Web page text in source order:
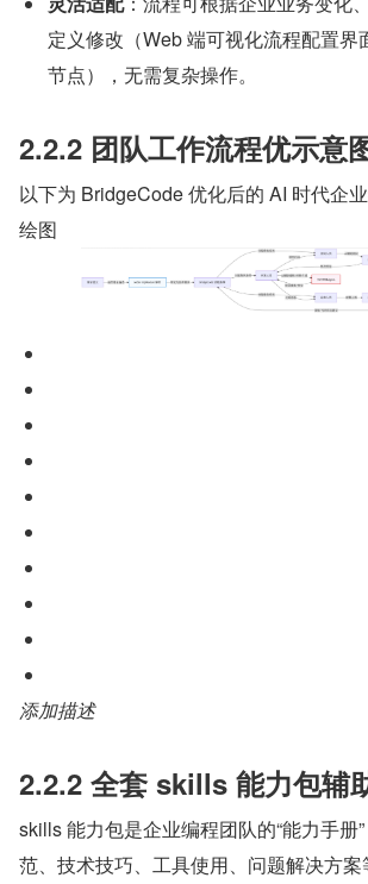
定义修改（Web 端可视化流程配置界
节点），无需复杂操作。
2.2.2 团队工作流程优示意
以下为 BridgeCode 优化后的 AI 时代企
绘图
添加描述
2.2.2 全套 skills 能力包辅
skills 能力包是企业编程团队的“能力手册
范、技术技巧、工具使用、问题解决方